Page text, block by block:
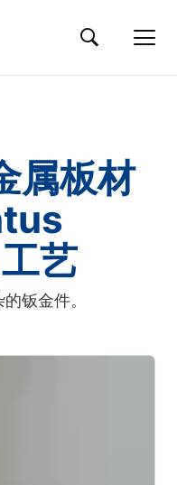
属板材
艺
钣金件。